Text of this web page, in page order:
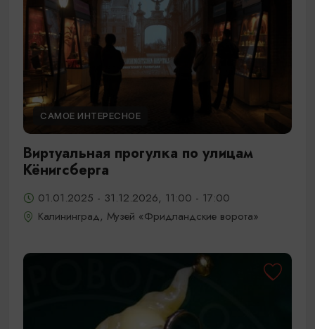
САМОЕ ИНТЕРЕСНОЕ
Виртуальная прогулка по улицам
Кёнигсберга
01.01.2025 - 31.12.2026, 11:00 - 17:00
Калининград, Музей «Фридландские ворота»